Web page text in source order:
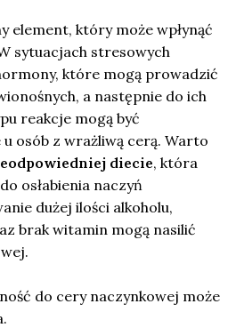
element, który może wpłynąć
sytuacjach stresowych
które mogą prowadzić
a następnie do ich
reakcje mogą być
osób z wrażliwą cerą. Warto
diecie, która
osłabienia naczyń
dużej ilości alkoholu,
brak witamin mogą nasilić
do cery naczynkowej może